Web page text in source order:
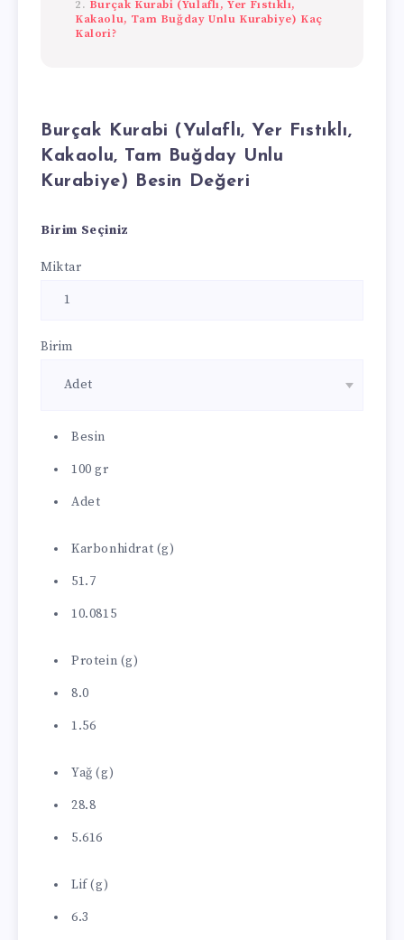
Burçak Kurabi (Yulaflı, Yer Fıstıklı,
Kakaolu, Tam Buğday Unlu Kurabiye) Kaç
Kalori?
Burçak Kurabi (Yulaflı, Yer Fıstıklı,
Kakaolu, Tam Buğday Unlu
Kurabiye) Besin Değeri
Birim Seçiniz
Miktar
Birim
Besin
100 gr
Adet
Karbonhidrat (g)
51.7
10.0815
Protein (g)
8.0
1.56
Yağ (g)
28.8
5.616
Lif (g)
6.3